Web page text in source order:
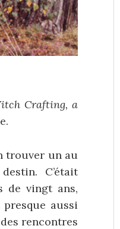
Crafting, a
trouver un au
C’était
de vingt ans,
aussi
rencontres